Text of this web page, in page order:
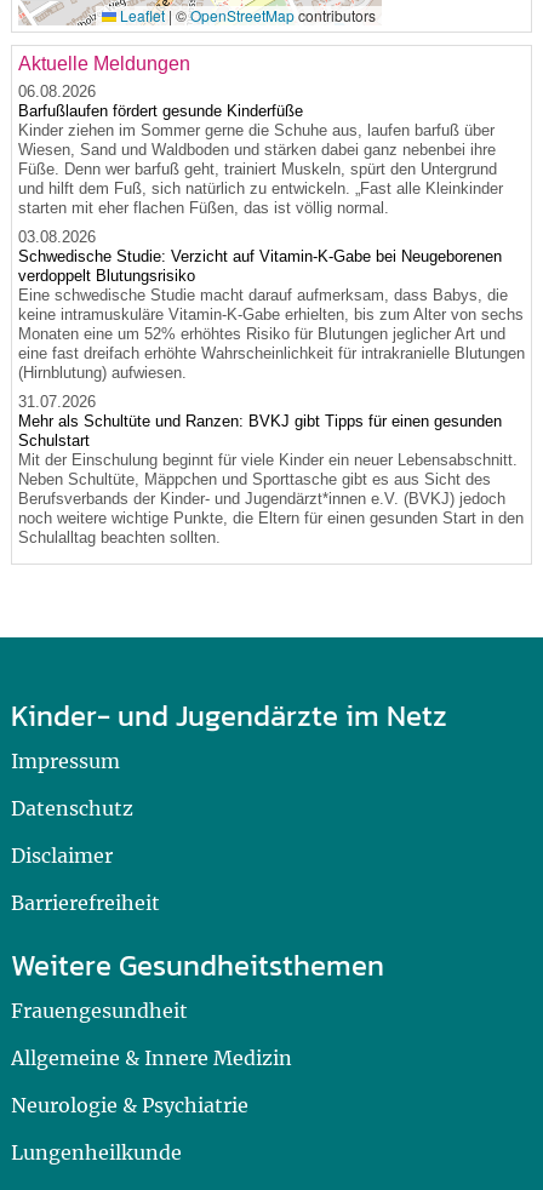
Leaflet | ©OpenStreetMapcontributors
Aktuelle Meldungen
06.08.2026
Barfußlaufen fördert gesunde Kinderfüße
Kinder ziehen im Sommer gerne die Schuhe aus, laufen barfuß über
Wiesen, Sand und Waldboden und stärken dabei ganz nebenbei ihre
Füße. Denn wer barfuß geht, trainiert Muskeln, spürt den Untergrund
und hilft dem Fuß, sich natürlich zu entwickeln. „Fast alle Kleinkinder
starten mit eher flachen Füßen, das ist völlig normal.
03.08.2026
Schwedische Studie: Verzicht auf Vitamin-K-Gabe bei Neugeborenen
verdoppelt Blutungsrisiko
Eine schwedische Studie macht darauf aufmerksam, dass Babys, die
keine intramuskuläre Vitamin-K-Gabe erhielten, bis zum Alter von sechs
Monaten eine um 52% erhöhtes Risiko für Blutungen jeglicher Art und
eine fast dreifach erhöhte Wahrscheinlichkeit für intrakranielle Blutungen
(Hirnblutung) aufwiesen.
31.07.2026
Mehr als Schultüte und Ranzen: BVKJ gibt Tipps für einen gesunden
Schulstart
Mit der Einschulung beginnt für viele Kinder ein neuer Lebensabschnitt.
Neben Schultüte, Mäppchen und Sporttasche gibt es aus Sicht des
Berufsverbands der Kinder- und Jugendärzt*innen e.V. (BVKJ) jedoch
noch weitere wichtige Punkte, die Eltern für einen gesunden Start in den
Schulalltag beachten sollten.
Kinder- und Jugendärzte im Netz
Impressum
Datenschutz
Disclaimer
Barrierefreiheit
Weitere Gesundheitsthemen
Frauengesundheit
Allgemeine & Innere Medizin
Neurologie & Psychiatrie
Lungenheilkunde